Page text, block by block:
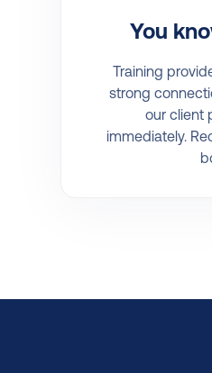
You
Training
strong
our client
immediately.